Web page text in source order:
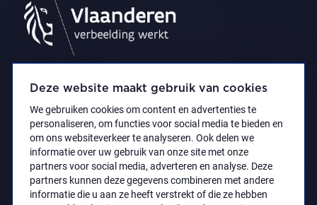
Deze website maakt gebruik van cookies
We gebruiken cookies om content en advertenties te
personaliseren, om functies voor social media te bieden en
om ons websiteverkeer te analyseren. Ook delen we
informatie over uw gebruik van onze site met onze
partners voor social media, adverteren en analyse. Deze
partners kunnen deze gegevens combineren met andere
informatie die u aan ze heeft verstrekt of die ze hebben
Privacyverklaring Toegankelijkheidsverklaring